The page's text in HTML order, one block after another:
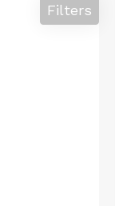
Filters